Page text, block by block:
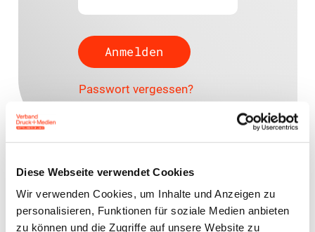
Diese Webseite verwendet Cookies
Wir verwenden Cookies, um Inhalte und Anzeigen zu
personalisieren, Funktionen für soziale Medien anbieten
zu können und die Zugriffe auf unsere Website zu
Passwort vergessen?
Sascha Kirsten
Rechtsanwalt (Syndikusrechtsanwalt)